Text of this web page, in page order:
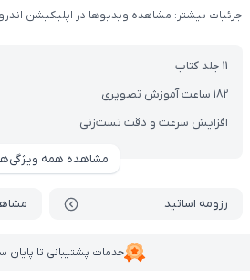
(محصولات شامل کتاب , VOD با DVD)
11 جلد کتاب
182 ساعت آموزش تصویری
افزایش سرعت و دقت تست‌زنی
مشاهده همه
رزومه اساتید
خدمات پشتیبانی تا
جزئیات بیشتر: مشاهده ویدیوها در اپلیکیشن